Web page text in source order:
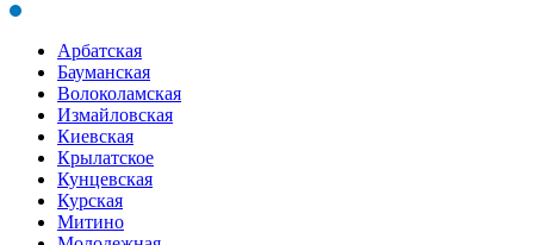
Арбатская
Бауманская
Волоколамская
Измайловская
Киевская
Крылатское
Кунцевская
Курская
Митино